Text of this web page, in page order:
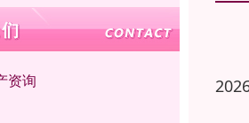
资询